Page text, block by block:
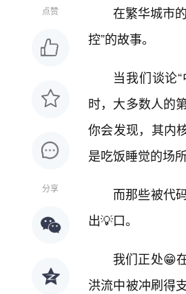
点赞
分享
在繁华城市
控”的故事。
当我们谈论
时，大多数人的
你会发现，其内
是吃饭睡觉的场
而那些被代
出💡口。
我们正处😁
洪流中被冲刷得